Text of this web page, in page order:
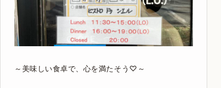
～美味しい食卓で、心を満たそう♡～